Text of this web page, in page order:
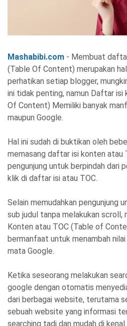
Mashabibi.com - Membuat
(Table Of Content) merupakan
perhatikan setiap blogger,
ini tidak penting, namun Daftar isi
Of Content) Memiliki banyak
maupun Google.
Hal ini sudah di buktikan oleh
memasang daftar isi konten atau
pengunjung untuk berpindah dari
klik di daftar isi atau TOC.
Selain memudahkan pengunjung
sub judul tanpa melakukan
Konten atau TOC (Table of
bermanfaat untuk menambah
mata Google.
Ketika seseorang melakukan
google dengan otomatis
dari berbagai website, terutama
sebuah website yang informasi
searching tadi dan mudah di